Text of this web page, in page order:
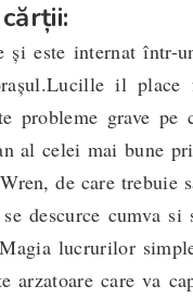
este internat într-
il place
probleme grave pe
al celei mai bune
de care trebuie
descurce cumva
lucrurilor
arzatoare care va